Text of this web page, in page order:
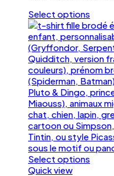
Select options
Ce
produit
a
plusieurs
variations.
Les
options
peuvent
être
choisies
sur
la
page
du
Select options
Ce
Quick view